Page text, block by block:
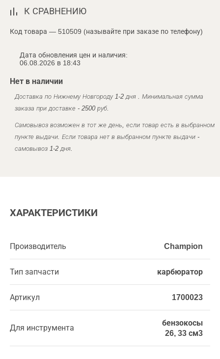
К СРАВНЕНИЮ
Код товара — 510509 (называйте при заказе по телефону)
Дата обновления цен и наличия:
06.08.2026 в 18:43
Нет в наличии
Доставка по Нижнему Новгороду 1-2 дня . Минимальная сумма
заказа при доставке - 2500 руб.
Самовывоз возможен в тот же день, если товар есть в выбранном
пункте выдачи. Если товара нет в выбранном пункте выдачи -
самовывоз 1-2 дня.
ХАРАКТЕРИСТИКИ
Производитель Champion
Тип запчасти карбюратор
Артикул 1700023
Для инструмента
бензокосы
26, 33 см3